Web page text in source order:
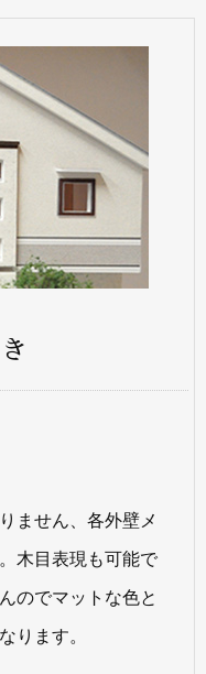
ません、各外壁メ
木目表現も可能で
のでマットな色と
ります。